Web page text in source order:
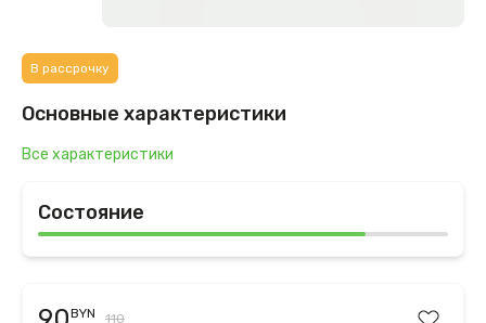
В рассрочку
Основные характеристики
Все характеристики
Состояние
BYN 110